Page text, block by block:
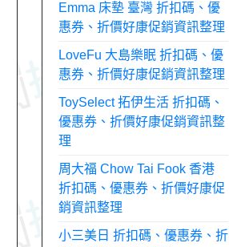
Emma 床墊 臺灣 折扣碼、優
惠券、折價好康促銷資訊整理
LoveFu 大島樂眠 折扣碼、優
惠券、折價好康促銷資訊整理
ToySelect 拓伊生活 折扣碼、
優惠券、折價好康促銷資訊整
理
周大福 Chow Tai Fook 香港
折扣碼、優惠券、折價好康促
銷資訊整理
小三美日 折扣碼、優惠券、折